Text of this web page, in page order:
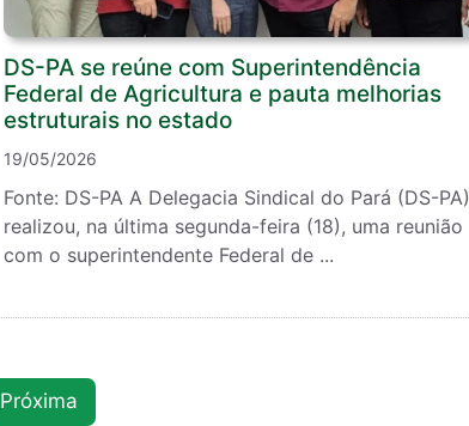
DS-PA se reúne com Superintendência
Federal de Agricultura e pauta melhorias
estruturais no estado
19/05/2026
Fonte: DS-PA A Delegacia Sindical do Pará (DS-PA)
realizou, na última segunda-feira (18), uma reunião
com o superintendente Federal de ...
Próxima